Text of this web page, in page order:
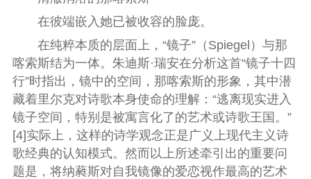
在彼端嵌入她已被收容的脸庞。
在纯粹本质的层面上，“镜子”（Spiegel）与那
喀索斯结为一体。朱迪斯·瑞安在分析这首“镜子十四
行”时指出，镜中的空间，那喀索斯的形象，其中潜
藏着里尔克对诗歌本身使命的理解：“逃离现实进入
镜子空间，特别是被寓言化了的艺术或诗歌王国。”
[4]实际上，这样的诗学观念正是广义上现代主义诗
歌经典的认知模式。然而以上所述牵引出的重要问
题是，将纳蕤斯对自我镜像的爱恋视作最高的艺术